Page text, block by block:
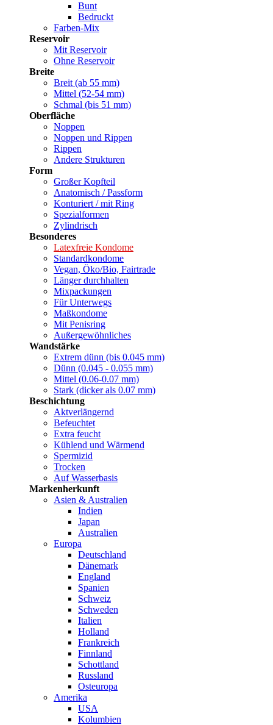
Bunt
Bedruckt
Farben-Mix
Reservoir
Mit Reservoir
Ohne Reservoir
Breite
Breit (ab 55 mm)
Mittel (52-54 mm)
Schmal (bis 51 mm)
Oberfläche
Noppen
Noppen und Rippen
Rippen
Andere Strukturen
Form
Großer Kopfteil
Anatomisch / Passform
Konturiert / mit Ring
Spezialformen
Zylindrisch
Besonderes
Latexfreie Kondome
Standardkondome
Vegan, Öko/Bio, Fairtrade
Länger durchhalten
Mixpackungen
Für Unterwegs
Maßkondome
Mit Penisring
Außergewöhnliches
Wandstärke
Extrem dünn (bis 0.045 mm)
Dünn (0.045 - 0.055 mm)
Mittel (0.06-0.07 mm)
Stark (dicker als 0.07 mm)
Beschichtung
Aktverlängernd
Befeuchtet
Extra feucht
Kühlend und Wärmend
Spermizid
Trocken
Auf Wasserbasis
Markenherkunft
Asien & Australien
Indien
Japan
Australien
Europa
Deutschland
Dänemark
England
Spanien
Schweiz
Schweden
Italien
Holland
Frankreich
Finnland
Schottland
Russland
Osteuropa
Amerika
USA
Kolumbien